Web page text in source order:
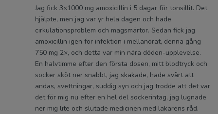
Jag fick 3×1000 mg amoxicillin i 5 dagar för tonsillit. Det
hjälpte, men jag var yr hela dagen och hade
cirkulationsproblem och magsmärtor. Sedan fick jag
amoxicillin igen för infektion i mellanörat, denna gång
750 mg 2×, och detta var min nära döden-upplevelse.
En halvtimme efter den första dosen, mitt blodtryck och
socker sköt ner snabbt, jag skakade, hade svårt att
andas, svettningar, suddig syn och jag trodde att det var
det för mig nu efter en hel del sockerintag, jag lugnade
ner mig lite och slutade medicinen med läkarens råd.